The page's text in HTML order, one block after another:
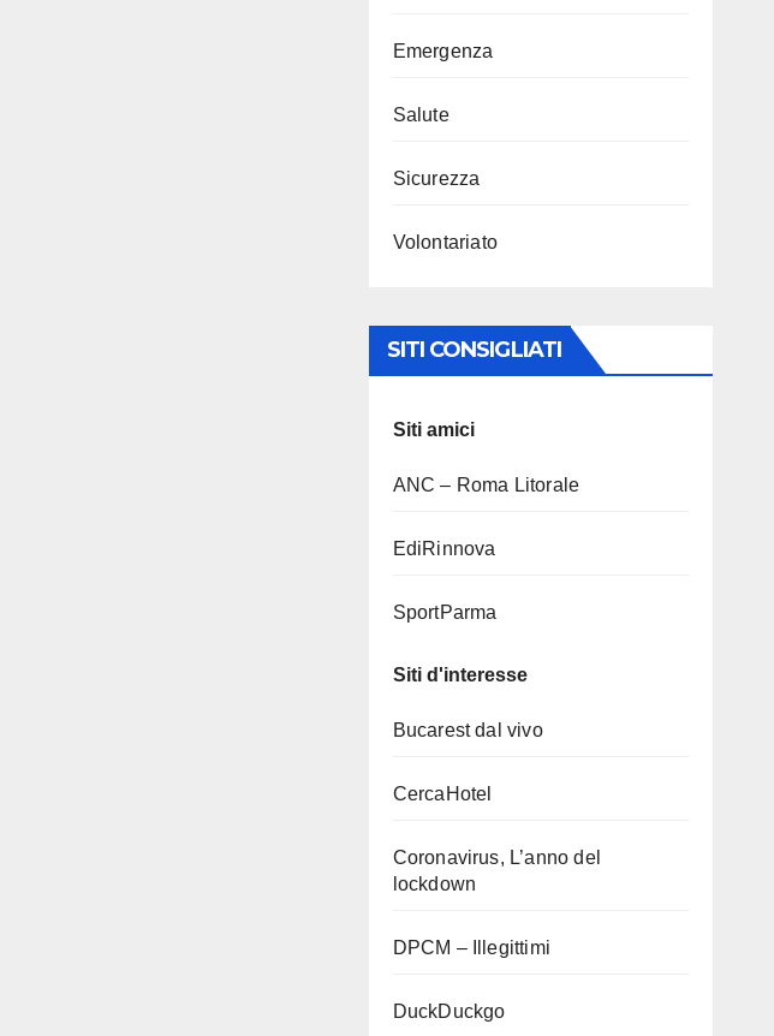
Emergenza
Salute
Sicurezza
Volontariato
SITI CONSIGLIATI
Siti amici
ANC – Roma Litorale
EdiRinnova
SportParma
Siti d'interesse
Bucarest dal vivo
CercaHotel
Coronavirus, L’anno del
lockdown
DPCM – Illegittimi
DuckDuckgo